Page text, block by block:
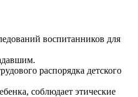
воспитанников для
распорядка детского
соблюдает этические